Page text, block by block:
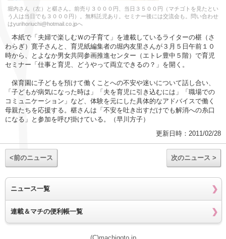
堀内さん（左）と椹さん。前売り３０００円、当日３５００円（マチゴトを見たとい
う人は当日でも３０００円）。無料託児あり。セミナー後には交流会も。問い合わせ
はyurihoriuchi@hotmail.co.jpへ
本紙で「夫婦で楽しむＷの子育て」を連載しているライターの椹（さ
わらぎ）寛子さんと、育児紙編集者の堀内友里さんが３月５日午前１０
時から、とよなか男女共同参画推進センター（エトレ豊中５階）で育児
セミナー「仕事と育児、どうやって両立できるの？」を開く。
保育園に子どもを預けて働くことへの不安や迷いについて話し合い、
「子どもが病気になった時は」「夫を育児に引き込むには」「職場での
コミュニケーション」など、体験を元にした具体的なアドバイスで働く
母親たちを応援する。椹さんは「不安を吐き出すだけでも解消への糸口
になる」と参加を呼び掛けている。（早川方子）
更新日時：2011/02/28
<前のニュース 次のニュース >
ニュース一覧
連載＆マチの便利帳一覧